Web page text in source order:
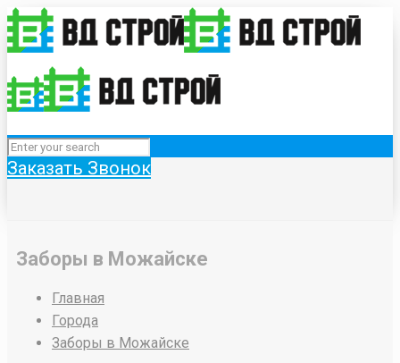
Заказать Звонок
Заборы в Можайске
Главная
Города
Заборы в Можайске